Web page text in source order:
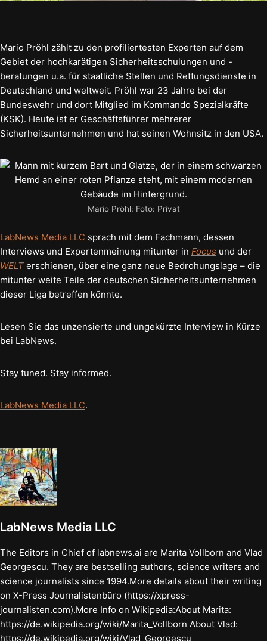
Mario Pröhl zählt zu den profiliertesten Experten auf dem
Gebiet der hochkarätigen Sicherheitsschulungen und -
beratungen u.a. für staatliche Stellen und Rettungsdienste in
Deutschland und weltweit. Pröhl war 23 Jahre bei der
Bundeswehr und dort Mitglied im Kommando Spezialkräfte
(KSK). Heute ist er Geschäftsführer mehrerer
Sicherheitsunternehmen und hat seinen Wohnsitz in den USA.
Mario Pröhl: Foto: Privat
LabNews Media LLC sprach mit dem Fachmann, dessen
Interviews und Expertenmeinung mitunter in Focus und der
WELT erschienen, über eine ganz neue Bedrohungslage – die
mitunter weite Teile der deutschen Sicherheitsunternehmen
dieser Liga betreffen könnte.
Lesen Sie das unzensierte und ungekürzte Interview in Kürze
bei LabNews.
Stay tuned. Stay informed.
LabNews Media LLC.
LabNews Media LLC
The Editors in Chief of labnews.ai are Marita Vollborn and Vlad
Georgescu. They are bestselling authors, science writers and
science journalists since 1994.More details about their writing
on X-Press Journalistenbüro (https://xpress-
journalisten.com).More Info on Wikipedia:About Marita:
https://de.wikipedia.org/wiki/Marita_Vollborn About Vlad:
https://de.wikipedia.org/wiki/Vlad_Georgescu